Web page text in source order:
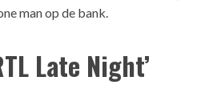
man op de bank.
Late Night’